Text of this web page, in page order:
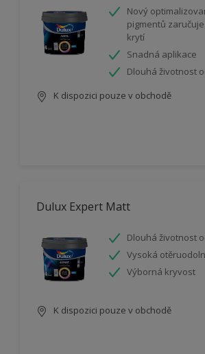
Nový
pigmentů
krytí
Snadná aplikace
Dlouhá životnost
K dispozici pouze v obchodě
Dulux Expert Matt
Dlouhá životnost
Vysoká
Výborná kryvost
K dispozici pouze v obchodě